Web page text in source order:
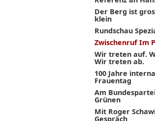
Der Berg ist
klein
Rundschau
Zwischenruf Im
Wir treten auf.
Wir treten ab.
100 Jahre
Frauentag
Am
Grünen
Mit Roger
Gespräch